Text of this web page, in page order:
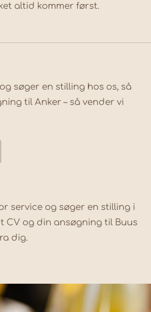
altid kommer først.
søger en stilling hos os, så
til Anker – så vender vi
service og søger en stilling i
CV og din ansøgning til Buus
dig.